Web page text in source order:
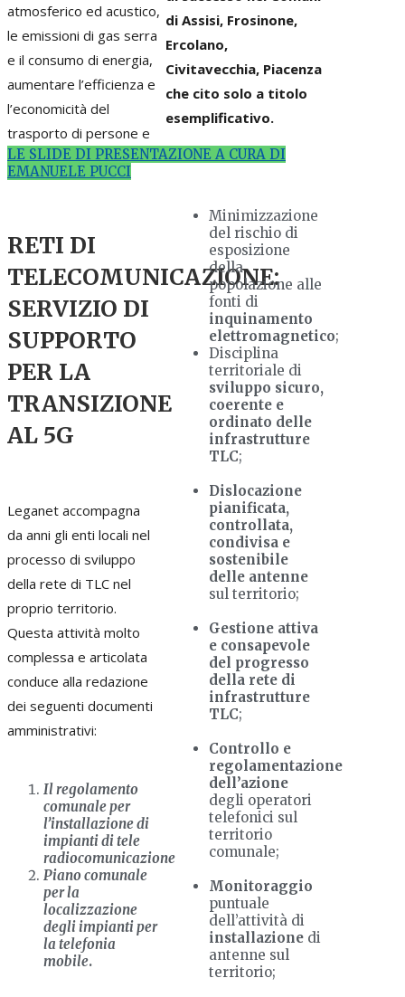
atmosferico ed acustico,
le emissioni di gas serra
e il consumo di energia,
aumentare l’efficienza e
l’economicità del
trasporto di persone e
di Assisi, Frosinone,
Ercolano,
Civitavecchia, Piacenza
che cito solo a titolo
esemplificativo.
LE SLIDE DI PRESENTAZIONE A CURA DI
EMANUELE PUCCI
RETI DI
TELECOMUNICAZIONE:
SERVIZIO DI
SUPPORTO
PER LA
TRANSIZIONE
AL 5G
Leganet accompagna
da anni gli enti locali nel
processo di sviluppo
della rete di TLC nel
proprio territorio.
Questa attività molto
complessa e articolata
conduce alla redazione
dei seguenti documenti
amministrativi:
Il regolamento
comunale per
l’installazione di
impianti di tele
radiocomunicazione
Piano comunale
per la
localizzazione
degli impianti per
la telefonia
mobile.
Minimizzazione
del rischio di
esposizione
della
popolazione alle
fonti di
inquinamento
elettromagnetico;
Disciplina
territoriale di
sviluppo sicuro,
coerente e
ordinato delle
infrastrutture
TLC;
Dislocazione
pianificata,
controllata,
condivisa e
sostenibile
delle antenne
sul territorio;
Gestione attiva
e consapevole
del progresso
della rete di
infrastrutture
TLC;
Controllo e
regolamentazione
dell’azione
degli operatori
telefonici sul
territorio
comunale;
Monitoraggio
puntuale
dell’attività di
installazione di
antenne sul
territorio;